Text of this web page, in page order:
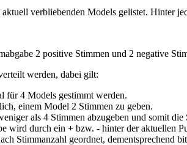
verbliebenden Models gelistet. Hinter
2 positive Stimmen und 2 negative
werden, dabei gilt:
für 4 Models gestimmt werden.
einem Model 2 Stimmen zu geben.
als 4 Stimmen abzugeben und somit
wird durch ein + bzw. - hinter der aktuellen
Stimmanzahl geordnet, dementsprechend